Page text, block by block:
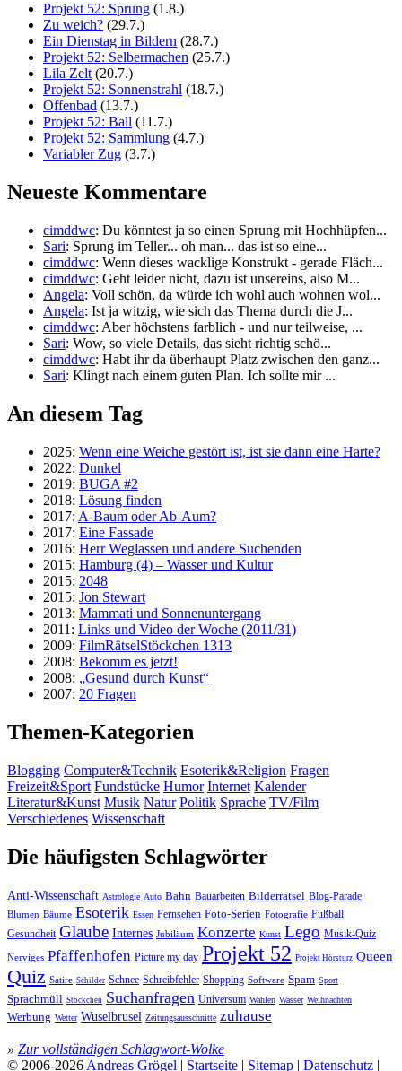
Projekt 52: Sprung (1.8.)
Zu weich? (29.7.)
Ein Dienstag in Bildern (28.7.)
Projekt 52: Selbermachen (25.7.)
Lila Zelt (20.7.)
Projekt 52: Sonnenstrahl (18.7.)
Offenbad (13.7.)
Projekt 52: Ball (11.7.)
Projekt 52: Sammlung (4.7.)
Variabler Zug (3.7.)
Neueste Kommentare
cimddwc: Du könntest ja so einen Sprung mit Hochhüpfen...
Sari: Sprung im Teller... oh man... das ist so eine...
cimddwc: Wenn dieses wacklige Konstrukt - gerade Fläch...
cimddwc: Geht leider nicht, dazu ist unsereins, also M...
Angela: Voll schön, da würde ich wohl auch wohnen wol...
Angela: Ist ja witzig, wie sich das Thema durch die J...
cimddwc: Aber höchstens farblich - und nur teilweise, ...
Sari: Wow, so viele Details, das sieht richtig schö...
cimddwc: Habt ihr da überhaupt Platz zwischen den ganz...
Sari: Klingt nach einem guten Plan. Ich sollte mir ...
An diesem Tag
2025: Wenn eine Weiche gestört ist, ist sie dann eine Harte?
2022: Dunkel
2019: BUGA #2
2018: Lösung finden
2017: A-Baum oder Ab-Aum?
2017: Eine Fassade
2016: Herr Weglassen und andere Suchenden
2015: Hamburg (4) – Wasser und Kultur
2015: 2048
2015: Jon Stewart
2013: Mammati und Sonnenuntergang
2011: Links und Video der Woche (2011/31)
2009: FilmRätselStöckchen 1313
2008: Bekomm es jetzt!
2008: „Gesund durch Kunst“
2007: 20 Fragen
Themen-Kategorien
Blogging Computer&Technik Esoterik&Religion Fragen
Freizeit&Sport Fundstücke Humor Internet Kalender
Literatur&Kunst Musik Natur Politik Sprache TV/Film
Verschiedenes Wissenschaft
Die häufigsten Schlagwörter
Anti-Wissenschaft Astrologie Auto Bahn Bauarbeiten Bilderrätsel Blog-Parade
Blumen Bäume Esoterik Essen Fernsehen Foto-Serien Fotografie Fußball
Gesundheit Glaube Internes Jubiläum Konzerte Kunst Lego Musik-Quiz
Nerviges Pfaffenhofen Picture my day Projekt 52 Projekt Hörsturz Queen
Quiz Satire Schilder Schnee Schreibfehler Shopping Software Spam Sport
Sprachmüll Stöckchen Suchanfragen Universum Wahlen Wasser Weihnachten
Werbung Wetter Wuselbrusel Zeitungsausschnitte zuhause
» Zur vollständigen Schlagwort-Wolke
© 2006-2026 Andreas Grögel | Startseite | Sitemap | Datenschutz |